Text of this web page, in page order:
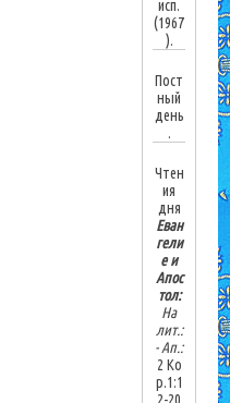
исп.
(1967
).
Пост
ный
день
.
Чтен
ия
дня
Еван
гели
е и
Апос
тол:
На
лит.:
-Ап.:
2 Ко
р.1:1